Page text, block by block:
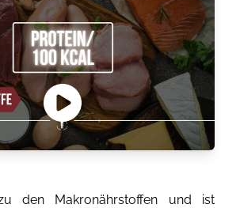
den Makronährstoffen und ist